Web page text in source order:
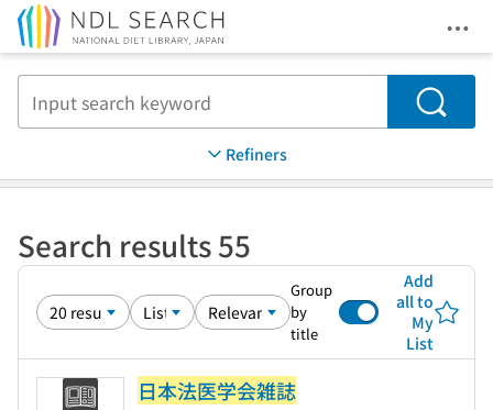
Search
Refiners
Search results 55
Group
by
title
Add
all to
My
List
日本法医学会雑誌